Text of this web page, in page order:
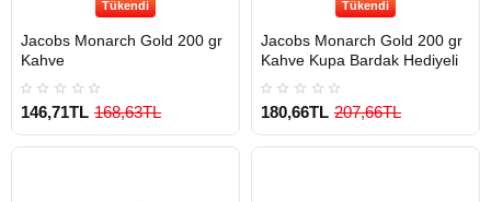
Tükendi
Jacobs Monarch Gold 200 gr
Kahve
146,71TL 168,63TL
Tükendi
Jacobs Monarch Gold 200 gr
Kahve Kupa Bardak Hediyeli
180,66TL 207,66TL